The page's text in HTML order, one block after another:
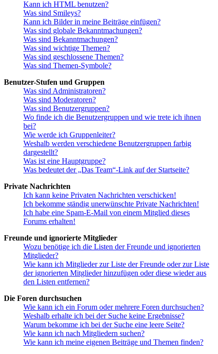
Kann ich HTML benutzen?
Was sind Smileys?
Kann ich Bilder in meine Beiträge einfügen?
Was sind globale Bekanntmachungen?
Was sind Bekanntmachungen?
Was sind wichtige Themen?
Was sind geschlossene Themen?
Was sind Themen-Symbole?
Benutzer-Stufen und Gruppen
Was sind Administratoren?
Was sind Moderatoren?
Was sind Benutzergruppen?
Wo finde ich die Benutzergruppen und wie trete ich ihnen
bei?
Wie werde ich Gruppenleiter?
Weshalb werden verschiedene Benutzergruppen farbig
dargestellt?
Was ist eine Hauptgruppe?
Was bedeutet der „Das Team“-Link auf der Startseite?
Private Nachrichten
Ich kann keine Privaten Nachrichten verschicken!
Ich bekomme ständig unerwünschte Private Nachrichten!
Ich habe eine Spam-E-Mail von einem Mitglied dieses
Forums erhalten!
Freunde und ignorierte Mitglieder
Wozu benötige ich die Listen der Freunde und ignorierten
Mitglieder?
Wie kann ich Mitglieder zur Liste der Freunde oder zur Liste
der ignorierten Mitglieder hinzufügen oder diese wieder aus
den Listen entfernen?
Die Foren durchsuchen
Wie kann ich ein Forum oder mehrere Foren durchsuchen?
Weshalb erhalte ich bei der Suche keine Ergebnisse?
Warum bekomme ich bei der Suche eine leere Seite?
Wie kann ich nach Mitgliedern suchen?
Wie kann ich meine eigenen Beiträge und Themen finden?